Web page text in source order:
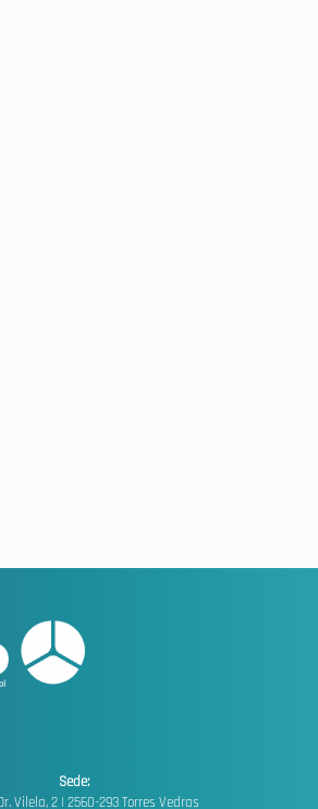
Sede:
Vilela, 2 | 2560-293 Torres Vedras